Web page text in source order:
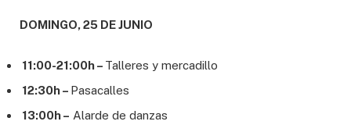
DOMINGO, 25 DE JUNIO
11:00-21:00h – Talleres y mercadillo
12:30h – Pasacalles
13:00h – Alarde de danzas